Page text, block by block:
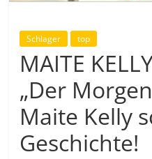
Schlager top
MAITE
„Der
Maite Kelly
Geschichte!